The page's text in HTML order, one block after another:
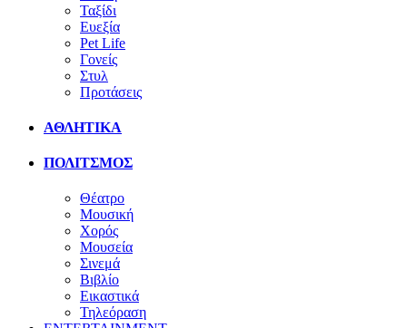
Ταξίδι
Ευεξία
Pet Life
Γονείς
Στυλ
Προτάσεις
ΑΘΛΗΤΙΚΑ
ΠΟΛΙΤΣΜΟΣ
Θέατρο
Μουσική
Χορός
Μουσεία
Σινεμά
Βιβλίο
Εικαστικά
Τηλεόραση